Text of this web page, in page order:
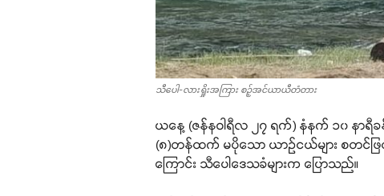
သီပေါ-လားရှိုးအကြား စဉ့်အင်ယာယီတံတား
ယနေ့ (ဇန်နဝါရီလ ၂၇ ရက်) နံနက် ၁၀ နာ
(၈)တန်ထက် မပိုသော ယာဉ်ငယ်များ စတင်ဖ
ကြောင်း သီပေါဒေသခံများက ပြောသည်။